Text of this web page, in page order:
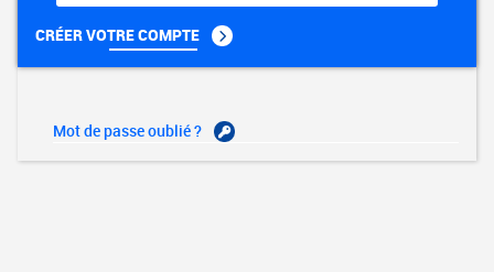
CRÉER VOTRE COMPTE
Mot de passe oublié ?